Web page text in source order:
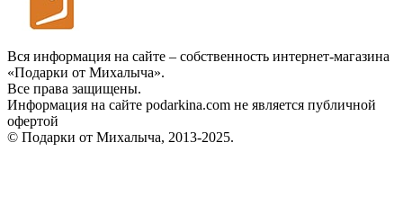
Вся информация на сайте – собственность интернет-магазина
«Подарки от Михалыча».
Все права защищены.
Информация на сайте podarkina.com не является публичной
офертой
© Подарки от Михалыча, 2013-2025.